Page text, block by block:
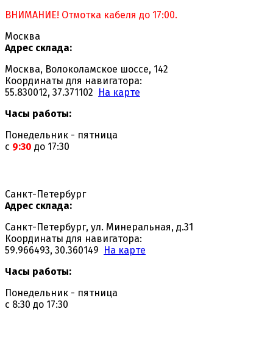
ВНИМАНИЕ! Отмотка кабеля до 17:00.
Москва
Адрес склада:
Москва, Волоколамское шоссе, 142
Координаты для навигатора:
55.830012, 37.371102 На карте
Часы работы:
Понедельник - пятница
с 9:30 до 17:30
Санкт-Петербург
Адрес склада:
Санкт-Петербург, ул. Минеральная, д.31
Координаты для навигатора:
59.966493, 30.360149 На карте
Часы работы:
Понедельник - пятница
с 8:30 до 17:30